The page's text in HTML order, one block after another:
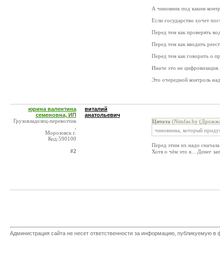
А чиновник под каким
Если государство хочет
Перед тем как проверять
Перед тем как вводить
Перед тем как говорить о
Иначе это не цифровизация.
Это очередной контроль
юрина валентина
семеновна, ИП
Грузовладелец-перевозчик
Морозовск г.
Код:590100
#2
виталий
анатольевич
Цитата (Nimfas.by
чиновника, который
Перед этим их надо
Хотя о чём это я... Денег
Администрация сайта не несет ответственности за информацию, публикуемую